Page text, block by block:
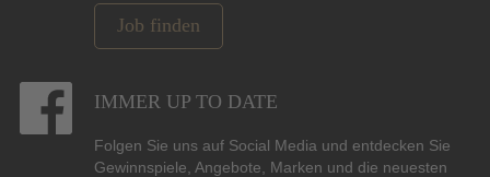
Job finden
IMMER UP TO DATE
Folgen Sie uns auf Social Media und entdecken Sie
Gewinnspiele, Angebote, Marken und die neuesten